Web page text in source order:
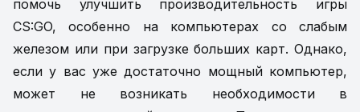
помочь улучшить производительность игры
CS:GO, особенно на компьютерах со слабым
железом или при загрузке больших карт. Однако,
если у вас уже достаточно мощный компьютер,
может не возникать необходимости в